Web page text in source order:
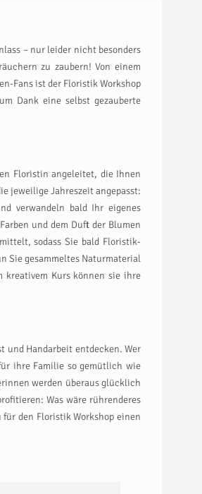
– nur leider nicht besonders
zu zaubern! Von einem
Fans ist der Floristik Workshop
Dank eine selbst gezauberte
Floristin angeleitet, die Ihnen
jeweilige Jahreszeit angepasst:
verwandeln bald Ihr eigenes
und dem Duft der Blumen
sodass Sie bald Floristik-
Sie gesammeltes Naturmaterial
Kurs können sie ihre
und Handarbeit entdecken. Wer
ihre Familie so gemütlich wie
werden überaus glücklich
Was wäre rührenderes
den Floristik Workshop einen